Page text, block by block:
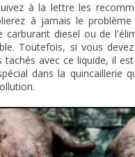
à la lettre les
à jamais le
carburant diesel ou de
Toutefois, si vous
tachés avec ce liquide, il est
dans la quincaillerie